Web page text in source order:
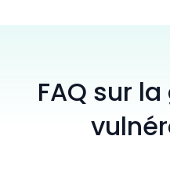
FAQ sur